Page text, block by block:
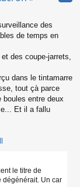
des
de temps en
des coupe-jarrets,
dans le tintamarre
tout çà parce
boules entre deux
Et il a fallu
le titre de
dégénérait. Un car